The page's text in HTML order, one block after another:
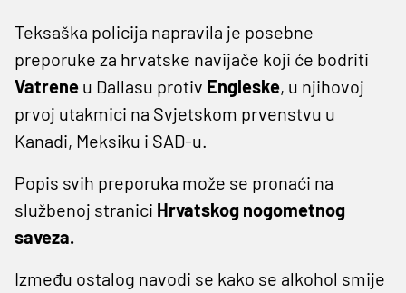
Teksaška policija napravila je posebne
preporuke za hrvatske navijače koji će bodriti
Vatrene u Dallasu protiv Engleske, u njihovoj
prvoj utakmici na Svjetskom prvenstvu u
Kanadi, Meksiku i SAD-u.
Popis svih preporuka može se pronaći na
službenoj stranici Hrvatskog nogometnog
saveza.
Između ostalog navodi se kako se alkohol smije